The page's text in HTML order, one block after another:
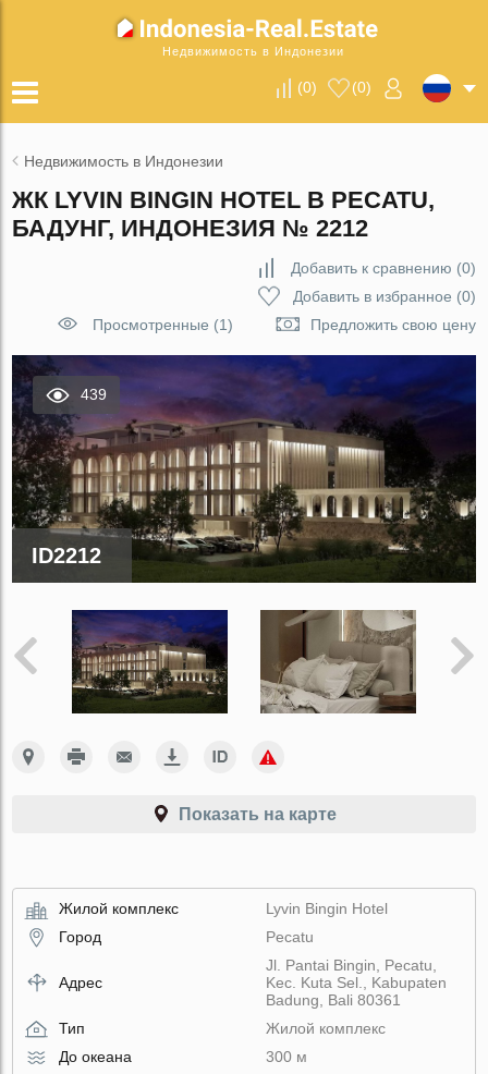
Недвижимость в Индонезии
(0) (0)
Недвижимость в Индонезии
ЖК LYVIN BINGIN HOTEL В PECATU,
БАДУНГ, ИНДОНЕЗИЯ № 2212
Добавить к сравнению (0)
Добавить в избранное (0)
Просмотренные (1)
Предложить свою цену
439
ID2212
Показать на карте
Жилой комплекс
Lyvin Bingin Hotel
Город
Pecatu
Адрес
Jl. Pantai Bingin, Pecatu,
Kec. Kuta Sel., Kabupaten
Badung, Bali 80361
Тип
Жилой комплекс
До океана
300 м